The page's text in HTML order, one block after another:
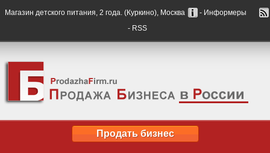
Магазин детского питания, 2 года. (Куркино), Москва
- Информеры
- RSS
Продать бизнес